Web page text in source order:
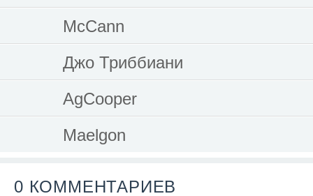
McCann
Джо Триббиани
AgCooper
Maelgon
0 КОММЕНТАРИЕВ